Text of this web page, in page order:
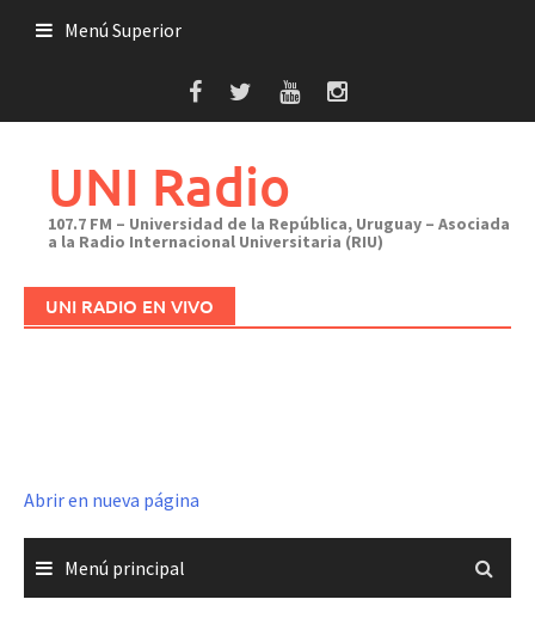
Menú Superior
UNI Radio
107.7 FM – Universidad de la República, Uruguay – Asociada
a la Radio Internacional Universitaria (RIU)
UNI RADIO EN VIVO
Abrir en nueva página
Menú principal